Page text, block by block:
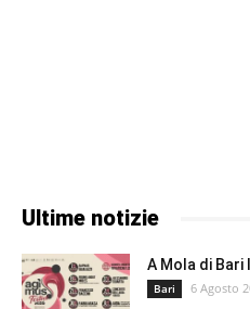
Ultime notizie
A Mola di Bari
Bari 6 Agosto